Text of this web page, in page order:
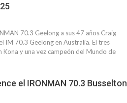
70.3 Geelong a sus 47 años Craig
IM 70.3 Geelong en Australia. El tres
y una vez campeón del Mundo de
el IRONMAN 70.3 Busselton